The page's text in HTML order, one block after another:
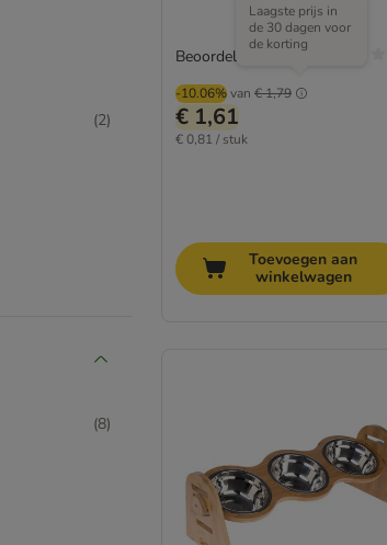
(2)
(8)
-10.06%van € 1,79
Laagste prijs in
de 30 dagen voor
de korting
€ 1,61
€ 0,81 / stuk
Beoordeling: 4.3/5
Toevoegen aan
winkelwagen